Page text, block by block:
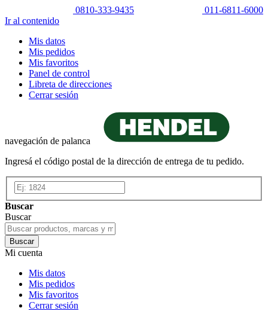
0810-333-9435
011-6811-6000
Ir al contenido
Mis datos
Mis pedidos
Mis favoritos
Panel de control
Libreta de direcciones
Cerrar sesión
navegación de palanca
Ingresá el código postal de la dirección de entrega de tu pedido.
Buscar
Buscar
Buscar
Mi cuenta
Mis datos
Mis pedidos
Mis favoritos
Cerrar sesión